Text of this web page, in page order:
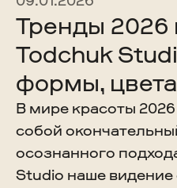
Тренды 2026
Todchuk
формы,
В мире красоты
собой
осознанного
Studio наше видение